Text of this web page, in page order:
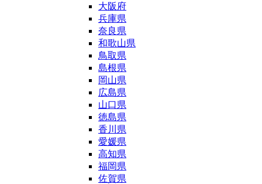
大阪府
兵庫県
奈良県
和歌山県
鳥取県
島根県
岡山県
広島県
山口県
徳島県
香川県
愛媛県
高知県
福岡県
佐賀県